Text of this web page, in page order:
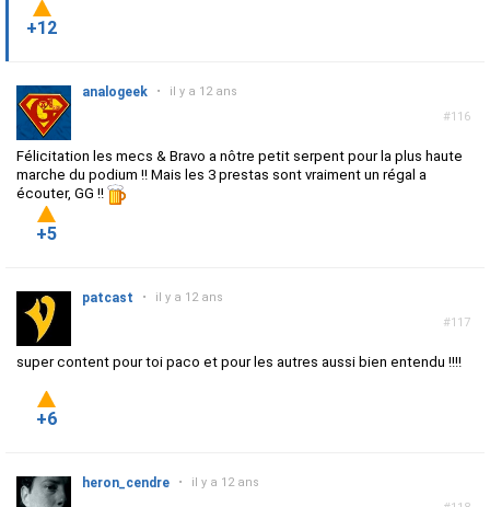
+12
#116
analogeek • il y a 12 ans
Félicitation les mecs & Bravo a nôtre petit serpent pour la plus haute
marche du podium !! Mais les 3 prestas sont vraiment un régal a
écouter, GG !!
+5
#117
patcast • il y a 12 ans
super content pour toi paco et pour les autres aussi bien entendu !!!!
+6
heron_cendre • il y a 12 ans